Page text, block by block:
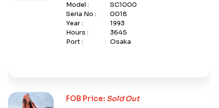
Model :
SC1000
Seria No :
0018
Year :
1993
Hours :
3645
Port :
Osaka
FOB Price: Sold Out